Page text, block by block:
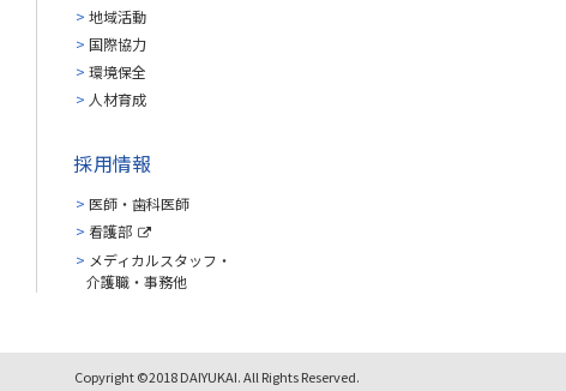
地域活動
国際協力
環境保全
人材育成
採用情報
医師・歯科医師
看護部
メディカルスタッフ・
介護職・事務他
Copyright ©2018 DAIYUKAI. All Rights Reserved.